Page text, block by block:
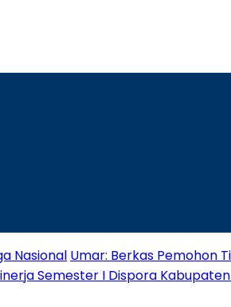
Nasional Umar: Berkas Pemohon
Semester I Dispora